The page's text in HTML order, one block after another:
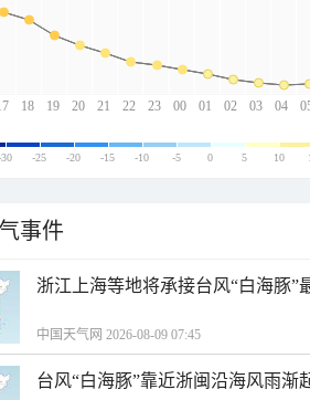
18 19 20 21 22 23 00 01 02 03 04
30 -25 -20 -15 -10 -5 0 5 10
事件
浙江上海等地将承接台风“白海豚”
中国天气网 2026-08-09 07:45
台风“白海豚”靠近浙闽沿海风雨渐